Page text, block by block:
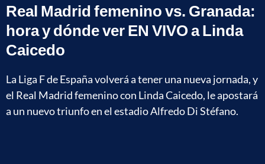
Real Madrid femenino vs. Granada:
hora y dónde ver EN VIVO a Linda
Caicedo
La Liga F de España volverá a tener una nueva jornada, y
el Real Madrid femenino con Linda Caicedo, le apostará
a un nuevo triunfo en el estadio Alfredo Di Stéfano.